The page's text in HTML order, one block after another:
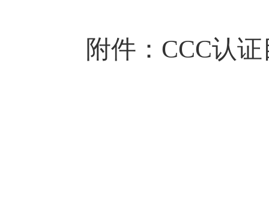
附件 ： CCC认证